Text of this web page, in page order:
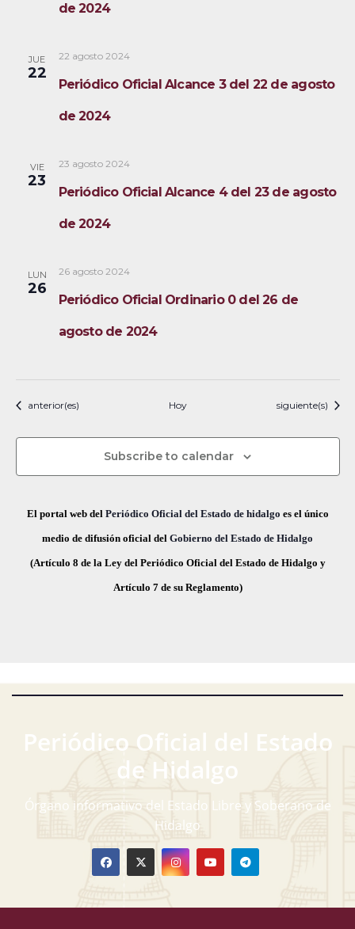
de 2024
JUE
22
Periódico Oficial Alcance 3 del 22 de agosto
de 2024
22 agosto 2024
VIE
23
Periódico Oficial Alcance 4 del 23 de agosto
de 2024
23 agosto 2024
LUN
26
Periódico Oficial Ordinario 0 del 26 de
agosto de 2024
26 agosto 2024
Eventos
anterior(es) Hoy Eventos
siguiente(s)
Subscribe to calendar
El portal web del Periódico Oficial del Estado de hidalgo es el único
medio de difusión oficial del Gobierno del Estado de Hidalgo
(Artículo 8 de la Ley del Periódico Oficial del Estado de Hidalgo y
Artículo 7 de su Reglamento)
Periódico Oficial del Estado
de Hidalgo
Órgano informativo del Estado Libre y Soberano de
Hidalgo